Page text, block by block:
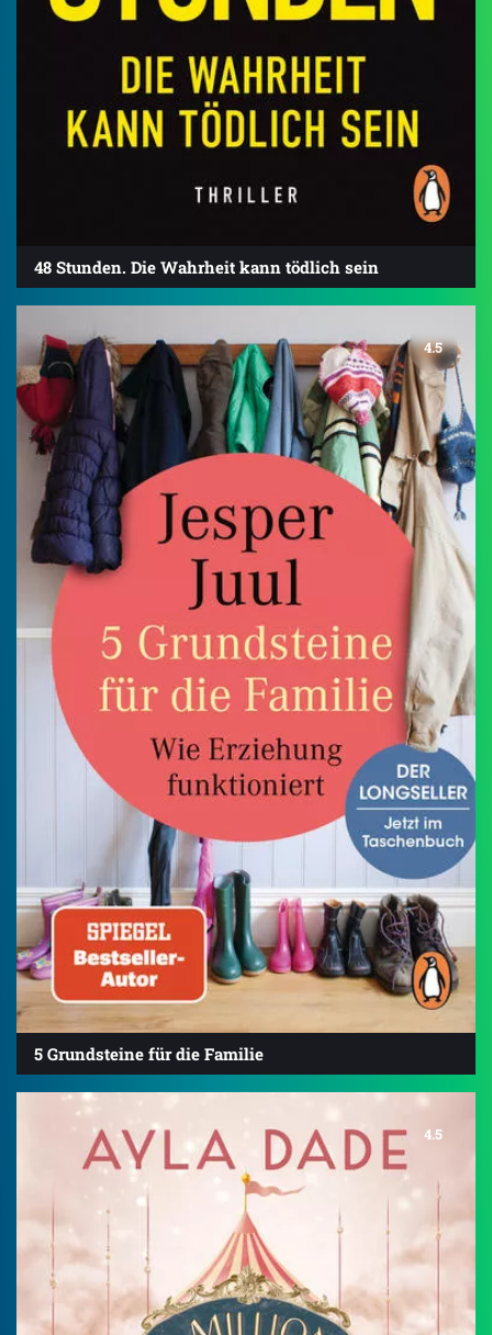
48 Stunden. Die Wahrheit kann tödlich sein
4.5
5 Grundsteine für die Familie
4.5